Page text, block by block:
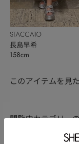
STACCATO
長島早希
158cm
このアイテムを見
閲覧中カテゴリー